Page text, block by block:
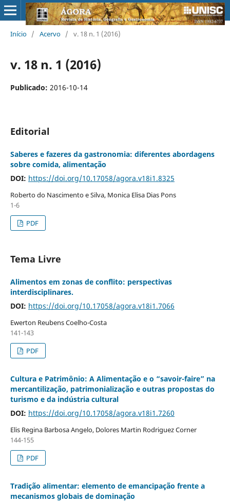
Início / Acervo / v. 18 n. 1 (2016)
v. 18 n. 1 (2016)
Publicado: 2016-10-14
Editorial
Saberes e fazeres da gastronomia: diferentes abordagens
sobre comida, alimentação
DOI: https://doi.org/10.17058/agora.v18i1.8325
Roberto do Nascimento e Silva, Monica Elisa Dias Pons
1-6
PDF
Tema Livre
Alimentos em zonas de conflito: perspectivas
interdisciplinares.
DOI: https://doi.org/10.17058/agora.v18i1.7066
Ewerton Reubens Coelho-Costa
141-143
PDF
Cultura e Patrimônio: A Alimentação e o “savoir-faire” na
mercantilização, patrimonialização e outras propostas do
turismo e da indústria cultural
DOI: https://doi.org/10.17058/agora.v18i1.7260
Elis Regina Barbosa Angelo, Dolores Martin Rodriguez Corner
144-155
PDF
Tradição alimentar: elemento de emancipação frente a
mecanismos globais de dominação